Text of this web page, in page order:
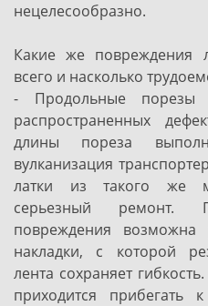
нецелесообразно.
Какие же повреждения
всего и насколько
- Продольные
распространенных
длины пореза
вулканизация
латки из такого же
серьезный
повреждения возможна
накладки, с которой
лента сохраняет
приходится прибегать